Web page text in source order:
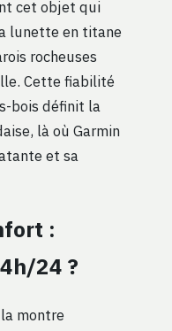
cet objet qui
lunette en titane
rocheuses
Cette fiabilité
bois définit la
là où Garmin
et sa
:
24 ?
montre